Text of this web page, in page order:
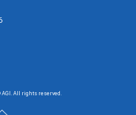
AGI. All rights reserved.